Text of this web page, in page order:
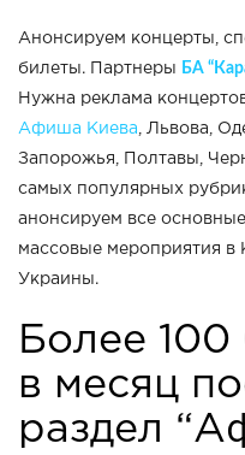
Анонсируем концерты,
билеты. Партнеры БА
Нужна реклама
Афиша Киева , Львова,
Запорожья, Полтавы,
самых популярных
анонсируем все
массовые мероприятия в
Украины.
Более
в месяц
раздел